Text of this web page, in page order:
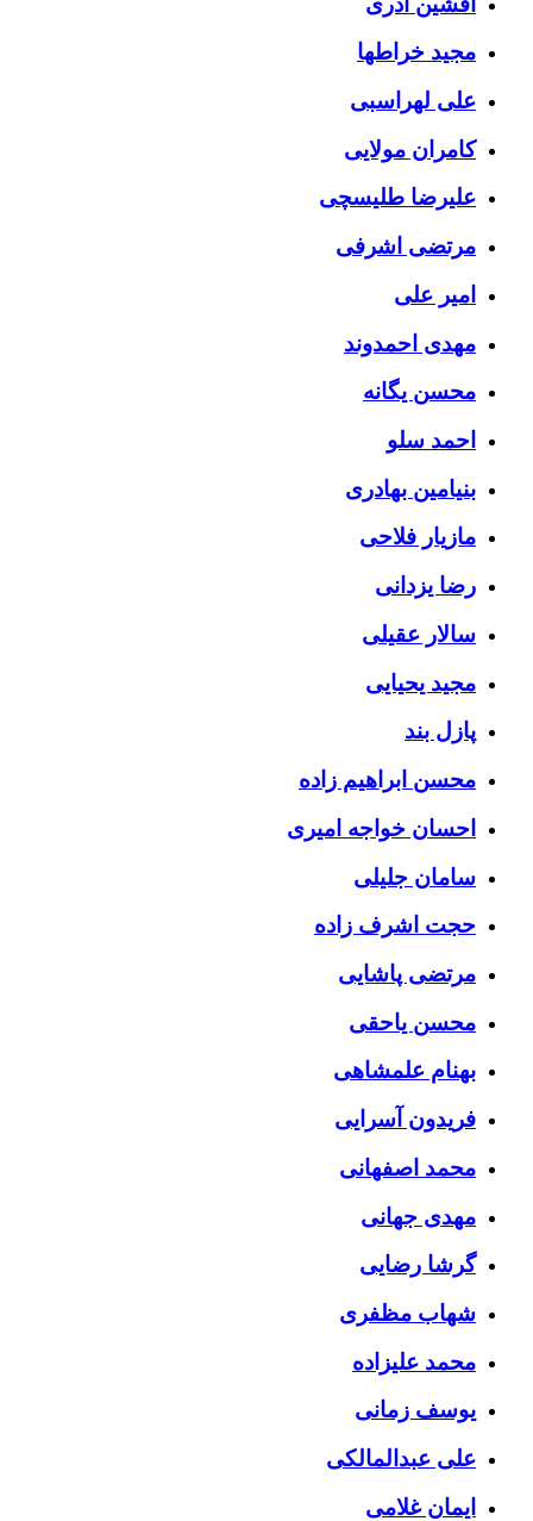
مجید خراطها
علی لهراسبی
کامران مولایی
علیرضا طلیسچی
مرتضی اشرفی
امیر علی
مهدی احمدوند
محسن یگانه
احمد سلو
بنیامین بهادری
مازیار فلاحی
رضا یزدانی
سالار عقیلی
مجید یحیایی
پازل بند
محسن ابراهیم زاده
احسان خواجه امیری
سامان جلیلی
حجت اشرف زاده
مرتضی پاشایی
محسن یاحقی
بهنام علمشاهی
فریدون آسرایی
محمد اصفهانی
مهدی جهانی
گرشا رضایی
شهاب مظفری
محمد علیزاده
یوسف زمانی
علی عبدالمالکی
ایمان غلامی